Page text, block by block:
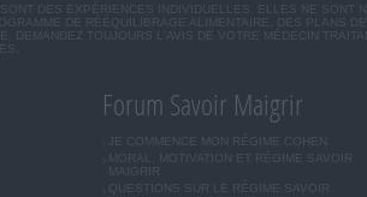
DES EXPÉRIENCES INDIVIDUELLES. ELLES NE
DE RÉÉQUILIBRAGE ALIMENTAIRE, DES PLANS
DEMANDEZ TOUJOURS L'AVIS DE VOTRE MÉDECIN
Forum Savoir Maigrir
JE COMMENCE MON RÉGIME COHEN
MORAL, MOTIVATION ET RÉGIME SAVOIR
MAIGRIR
QUESTIONS SUR LE RÉGIME SAVOIR